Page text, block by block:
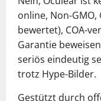
online, Non-
bewertet), COA-
Garantie
seriös eindeutig
trotz Hype-Bilder.
Gestützt durch